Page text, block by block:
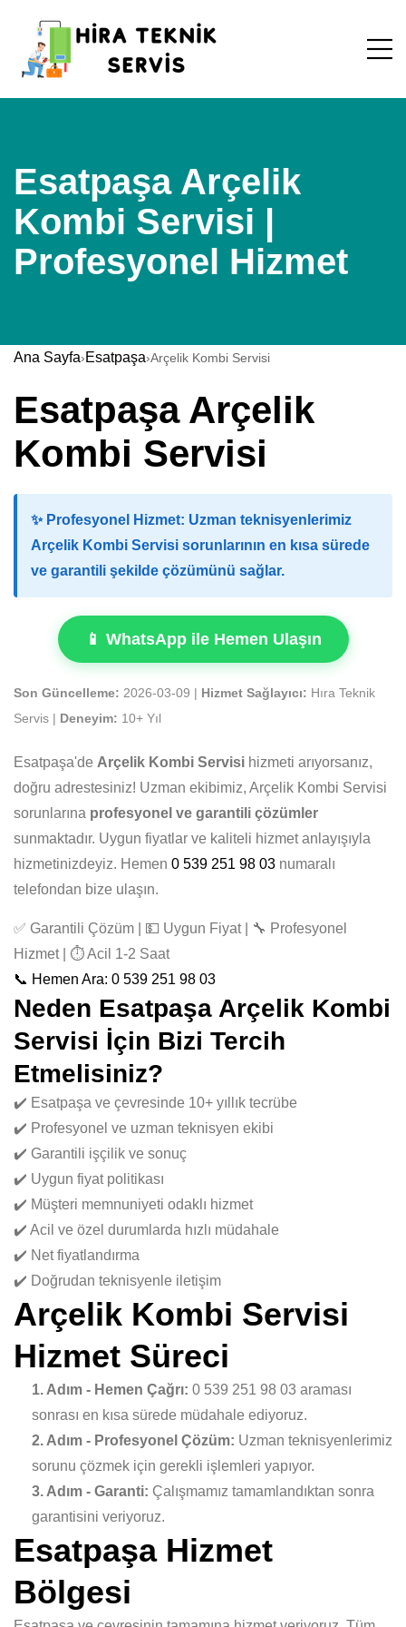
Esatpaşa Arçelik
Kombi Servisi |
Profesyonel Hizmet
Ana Sayfa›Esatpaşa›Arçelik Kombi Servisi
Esatpaşa Arçelik
Kombi Servisi
✨ Profesyonel Hizmet: Uzman teknisyenlerimiz
Arçelik Kombi Servisi sorunlarının en kısa sürede
ve garantili şekilde çözümünü sağlar.
📱 WhatsApp ile Hemen Ulaşın
Son Güncelleme: 2026-03-09 | Hizmet Sağlayıcı: Hıra Teknik
Servis |
Deneyim: 10+ Yıl
Esatpaşa'de Arçelik Kombi Servisi hizmeti arıyorsanız,
doğru adrestesiniz! Uzman ekibimiz, Arçelik Kombi Servisi
sorunlarına profesyonel ve garantili çözümler
sunmaktadır. Uygun fiyatlar ve kaliteli hizmet anlayışıyla
hizmetinizdeyiz. Hemen 0 539 251 98 03 numaralı
telefondan bize ulaşın.
✅ Garantili Çözüm | 💵 Uygun Fiyat | 🔧 Profesyonel
Hizmet | ⏱️ Acil 1-2 Saat
📞 Hemen Ara: 0 539 251 98 03
Neden Esatpaşa Arçelik Kombi
Servisi İçin Bizi Tercih
Etmelisiniz?
✔️ Esatpaşa ve çevresinde 10+ yıllık tecrübe
✔️ Profesyonel ve uzman teknisyen ekibi
✔️ Garantili işçilik ve sonuç
✔️ Uygun fiyat politikası
✔️ Müşteri memnuniyeti odaklı hizmet
✔️ Acil ve özel durumlarda hızlı müdahale
✔️ Net fiyatlandırma
✔️ Doğrudan teknisyenle iletişim
Arçelik Kombi Servisi
Hizmet Süreci
1. Adım - Hemen Çağrı: 0 539 251 98 03 araması
sonrası en kısa sürede müdahale ediyoruz.
2. Adım - Profesyonel Çözüm: Uzman teknisyenlerimiz
sorunu çözmek için gerekli işlemleri yapıyor.
3. Adım - Garanti: Çalışmamız tamamlandıktan sonra
garantisini veriyoruz.
Esatpaşa Hizmet
Bölgesi